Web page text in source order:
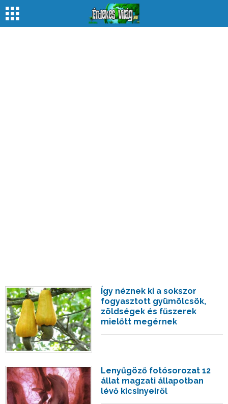
Így néznek ki a sokszor
fogyasztott gyümölcsök,
zöldségek és fűszerek
mielőtt megérnek
Lenyűgöző fotósorozat 12
állat magzati állapotban
lévő kicsinyeiről